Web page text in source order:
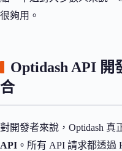
很夠用。
Optidash API 開
合
對開發者來說，Optidash 真
API 。所有 API 請求都透過